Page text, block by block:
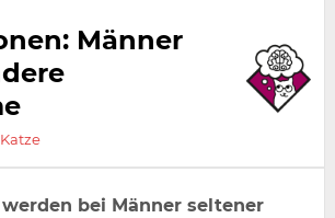
Männer
werden bei Männer seltener